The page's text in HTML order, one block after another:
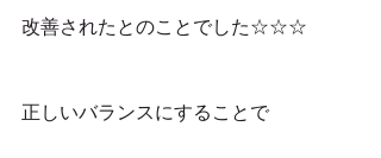
改善されたとのことでした☆☆☆
正しいバランスにすることで